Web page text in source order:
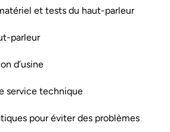
et tests du haut-parleur
parleur
d’usine
service technique
pour éviter des problèmes